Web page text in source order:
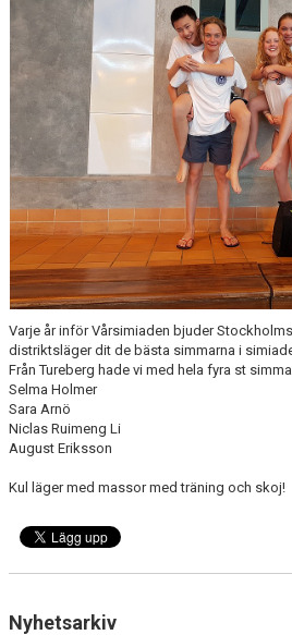
Varje år inför Vårsimiaden bjuder
distriktsläger dit de bästa simmarna i
Från Tureberg hade vi med hela fyra st
Selma Holmer
Sara Arnö
Niclas Ruimeng Li
August Eriksson
Kul läger med massor med träning och skoj!
Nyhetsarkiv